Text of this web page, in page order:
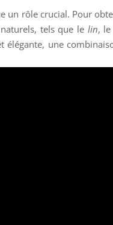
un rôle crucial. Pour
tels que le lin, le
une